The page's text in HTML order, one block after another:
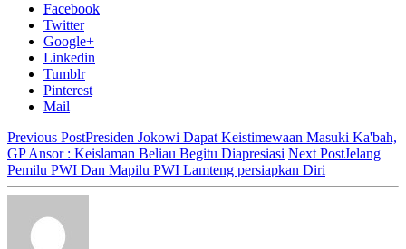
Facebook
Twitter
Google+
Linkedin
Tumblr
Pinterest
Mail
Previous PostPresiden Jokowi Dapat Keistimewaan Masuki Ka'bah,
GP Ansor : Keislaman Beliau Begitu Diapresiasi Next PostJelang
Pemilu PWI Dan Mapilu PWI Lamteng persiapkan Diri